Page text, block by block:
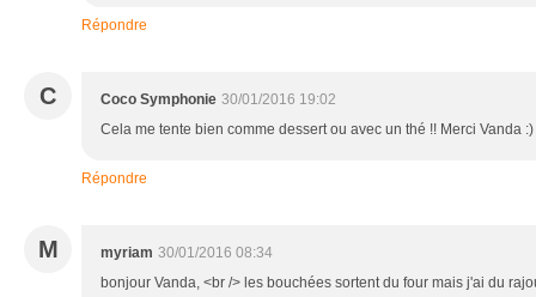
Répondre
C Coco Symphonie 30/01/2016 19:02
Cela me tente bien comme dessert ou avec un thé !! Merci Vanda :)
Répondre
M myriam 30/01/2016 08:34
bonjour Vanda, <br /> les bouchées sortent du four mais j'ai du